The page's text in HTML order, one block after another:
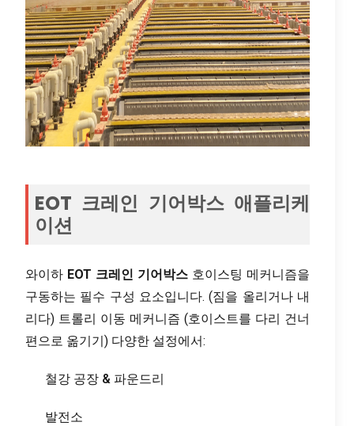
EOT 크레인 기어박스 애플리케
이션
와이하 EOT 크레인 기어박스 호이스팅 메커니즘을
구동하는 필수 구성 요소입니다. (짐을 올리거나 내
리다) 트롤리 이동 메커니즘 (호이스트를 다리 건너
편으로 옮기기) 다양한 설정에서:
철강 공장 & 파운드리
발전소